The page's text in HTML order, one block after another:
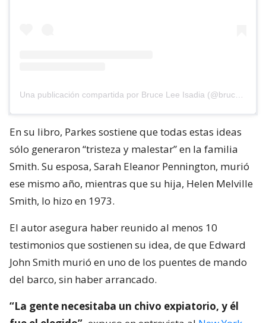
En su libro, Parkes sostiene que todas estas ideas
sólo generaron “tristeza y malestar” en la familia
Smith. Su esposa, Sarah Eleanor Pennington, murió
ese mismo año, mientras que su hija, Helen Melville
Smith, lo hizo en 1973.
El autor asegura haber reunido al menos 10
testimonios que sostienen su idea, de que Edward
John Smith murió en uno de los puentes de mando
del barco, sin haber arrancado.
“La gente necesitaba un chivo expiatorio, y él